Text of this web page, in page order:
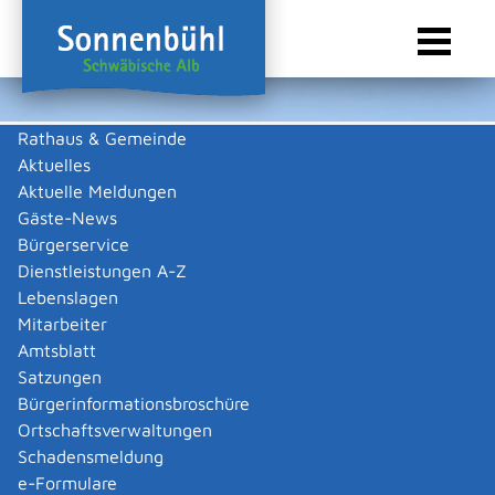
Rathaus & Gemeinde
Aktuelles
Aktuelle Meldungen
Gäste-News
Bürgerservice
Dienstleistungen A-Z
Lebenslagen
Mitarbeiter
Amtsblatt
Satzungen
Bürgerinformationsbroschüre
Ortschaftsverwaltungen
Schadensmeldung
e-Formulare
Sie sind hier:
Wasserzähler Austausch
Turnuswechsel von
Wasserzählern 2026 der
Gemeinde Sonnenbühl
Wassermesspatronen in Sonnenbühl getauscht. Die
Umbauarbeiten werden ca. 20 Minuten in Anspruch
nehmen.
Die Arbeiten werden von Mitarbeitern vom Bauhof der